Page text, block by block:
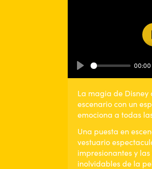
Play
00:00
La magia de Disney
escenario con un
emociona a todas
Una puesta en
vestuario
impresionantes y
inolvidables de la